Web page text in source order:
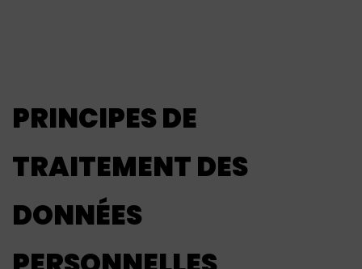
PRINCIPES DE
TRAITEMENT DES
DONNÉES